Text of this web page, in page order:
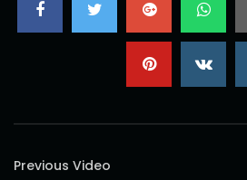
Previous Video